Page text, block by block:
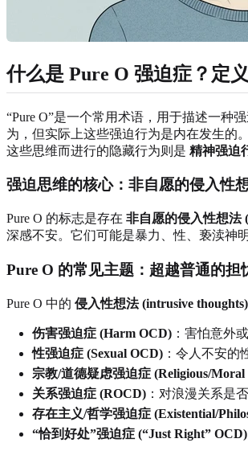
什么是 Pure O 强迫症？定
“Pure O”是一个常用术语，用于描述一种
为，但实际上这些强迫行为是内在发生的
这些思维而进行的隐藏行为则是 精神强迫
强迫思维的核心：非自愿的侵入性
Pure O 的标志是存在 非自愿的侵入性想法
深感不安。它们可能是暴力、性、亵渎神
Pure O 的常见主题：超越普通的担
Pure O 中的 侵入性想法 (intrusive thoughts)
伤害强迫症 (Harm OCD) ：害怕意外
性强迫症 (Sexual OCD) ：令人不安的
宗教/道德疑虑强迫症 (Religious/
关系强迫症 (ROCD) ：对浪漫关系是
存在主义/哲学强迫症 (Existential/
“恰到好处”强迫症 (“Just Right” OCD)